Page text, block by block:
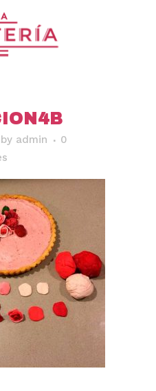
by admin
0